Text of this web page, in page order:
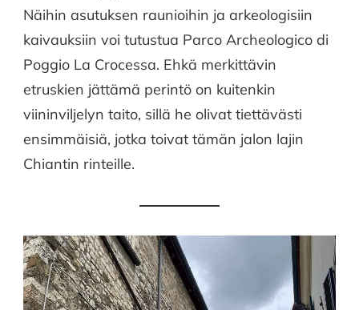
Näihin asutuksen raunioihin ja arkeologisiin
kaivauksiin voi tutustua Parco Archeologico di
Poggio La Crocessa. Ehkä merkittävin
etruskien jättämä perintö on kuitenkin
viininviljelyn taito, sillä he olivat tiettävästi
ensimmäisiä, jotka toivat tämän jalon lajin
Chiantin rinteille.